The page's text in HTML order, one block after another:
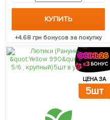
КУПИТЬ
+4.68 грн бонусов за покупку
ЦЕНА ЗА
5шт